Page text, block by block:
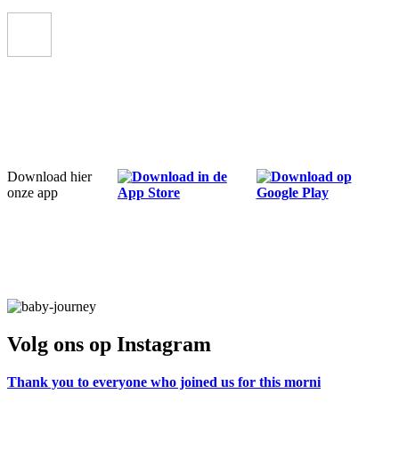
Download hier
onze app
Volg ons op Instagram
Thank you to everyone who joined us for this morni